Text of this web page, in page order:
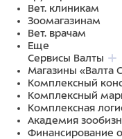
Вет. клиникам
Зоомагазинам
Вет. врачам
Еще
Сервисы Валты
Магазины «Валта
Комплексный
Комплексный
Комплексная
Академия
Финансирование